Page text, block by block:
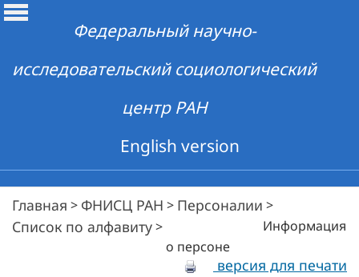
Федеральный научно-
исследовательский социологический
центр РАН
English version
Главная > ФНИСЦ РАН > Персоналии >
Список по алфавиту>
Информация
о персоне
версия для печати